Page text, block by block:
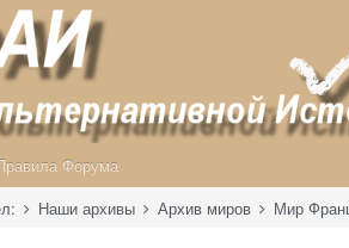
Форума
Наши архивы Архив миров Мир